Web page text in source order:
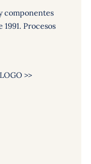
componentes
Procesos
>>